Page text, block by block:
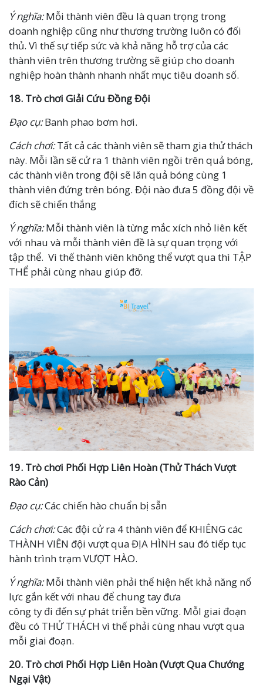
Ý nghĩa:Mỗi thành viên đều là quan trọng trong
doanh nghiệp cũng như thương trường luôn có đối
thủ. Vì thế sự tiếp sức và khả năng hỗ trợ của các
thành viên trên thương trường sẽ giúp cho doanh
nghiệp hoàn thành nhanh nhất mục tiêu doanh số.
18. Trò chơi Giải Cứu Đồng Đội
Đạo cụ:Banh phao bơm hơi.
Cách chơi:Tất cả các thành viên sẽ tham gia thử thách
này. Mỗi lần sẽ cử ra 1 thành viên ngồi trên quả bóng,
các thành viên trong đội sẽ lăn quả bóng cùng 1
thành viên đứng trên bóng. Đội nào đưa 5 đồng đội về
đích sẽ chiến thắng
Ý nghĩa: Mỗi thành viên là từng mắc xích nhỏ liên kết
với nhau và mỗi thành viên đề là sự quan trọng với
tập thể. Vì thế thành viên không thể vượt qua thì TẬP
THỂ phải cùng nhau giúp đỡ.
19. Trò chơi Phối Hợp Liên Hoàn (Thử Thách Vượt
Rào Cản)
Đạo cụ:Các chiến hào chuẩn bị sẵn
Cách chơi:Các đội cử ra 4 thành viên để KHIÊNG các
THÀNH VIÊN đội vượt qua ĐỊA HÌNH sau đó tiếp tục
hành trình trạm VƯỢT HÀO.
Ý nghĩa:Mỗi thành viên phải thể hiện hết khả năng nổ
lực gắn kết với nhau để chung tay đưa
công ty đi đến sự phát triễn bền vững. MỗI giai đoạn
đều có THỬ THÁCH vì thế phải cùng nhau vượt qua
mỗi giai đoạn.
20. Trò chơi Phối Hợp Liên Hoàn (Vượt Qua Chướng
Ngại Vật)